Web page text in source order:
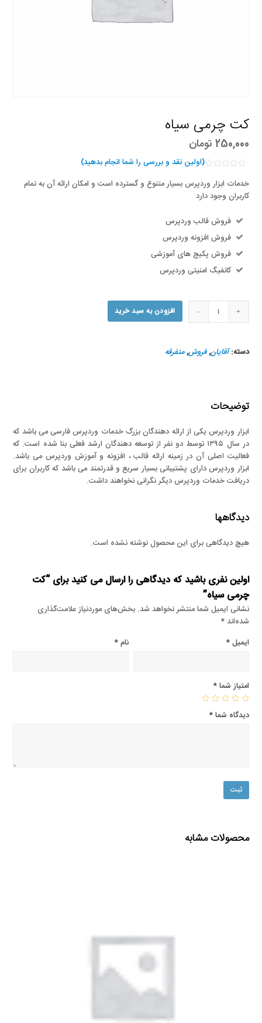
کت چرمی سیاه
250,000 تومان
0
5
(اولین نقد و بررسی را شما انجام بدهید)
خدمات ابزار وردپرس بسیار متنوع و گسترده است و امکان ارائه آن به تمام
کاربران وجود دارد
فروش قالب وردپرس
فروش افزونه وردپرس
فروش پکیج های آموزشی
کانفیگ امنیتی وردپرس
کت
افزودن به سبد خرید
دسته:آقایان,فروش,متفرقه
توضیحات
ابزار وردپرس یکی از ارائه دهندگان بزرگ خدمات وردپرس فارسی می باشد که
در سال ۱۳۹۵ توسط دو نفر از توسعه دهندگان ارشد فعلی بنا شده است. که
فعالیت اصلی آن در زمینه ارائه قالب ، افزونه و آموزش وردپرس می باشد.
ابزار وردپرس دارای پشتیبانی بسیار سریع و قدرتمند می باشد که کاربران برای
دریافت خدمات وردپرس دیگر نگرانی نخواهند داشت.
دیدگاهها
هیچ دیدگاهی برای این محصول نوشته نشده است.
اولین نفری باشید که دیدگاهی را ارسال می کنید برای “کت
چرمی سیاه”
نشانی ایمیل شما منتشر نخواهد شد. بخش‌های موردنیاز علامت‌گذاری
شده‌اند*
نام* ایمیل*
امتیاز شما*
دیدگاه شما*
محصولات مشابه